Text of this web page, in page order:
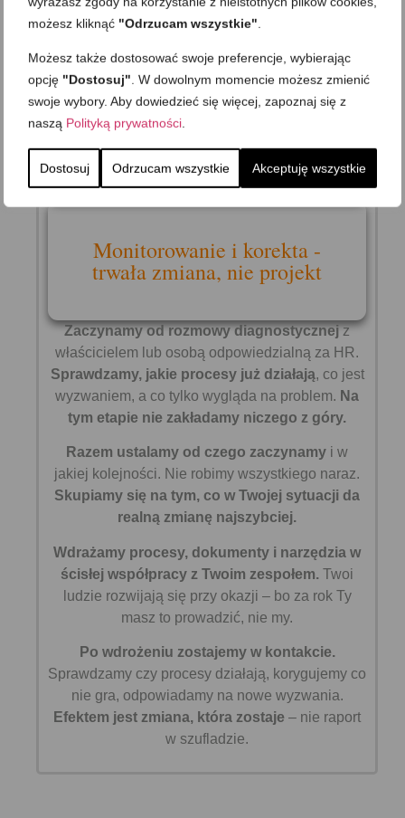
możesz kliknąć "Odrzucam wszystkie".
Możesz także dostosować swoje preferencje, wybierając
opcję "Dostosuj". W dowolnym momencie możesz zmienić
swoje wybory. Aby dowiedzieć się więcej, zapoznaj się z
naszą Polityką prywatności.
Dostosuj Odrzucam wszystkie Akceptuję wszystkie
Plan wdrożenia -priorytety
i harmonogram
Realizacja - pracujemy
razem, nie zamiast Ciebie
Monitorowanie i korekta -
trwała zmiana, nie projekt
Zaczynamy od rozmowy diagnostycznejz
właścicielem lub osobą odpowiedzialną za HR.
Sprawdzamy, jakie procesy już działają, co jest
wyzwaniem, a co tylko wygląda na problem. Na
tym etapie nie zakładamy niczego z góry.
Razem ustalamy od czego zaczynamy i w
jakiej kolejności. Nie robimy wszystkiego naraz.
Skupiamy się na tym, co w Twojej sytuacji da
realną zmianę najszybciej.
Wdrażamy procesy, dokumenty i narzędzia w
ścisłej współpracy z Twoim zespołem. Twoi
ludzie rozwijają się przy okazji – bo za rok Ty
masz to prowadzić, nie my.
Po wdrożeniu zostajemy w kontakcie.
Sprawdzamy czy procesy działają, korygujemy co
nie gra, odpowiadamy na nowe wyzwania.
Efektem jest zmiana, która zostaje – nie raport
w szufladzie.